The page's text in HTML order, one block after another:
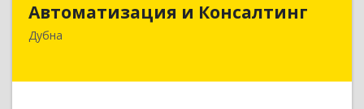
Автоматизация и Консалтинг
Дубна
141983, Московская обл, г.о.Дубна, Дубна г,
Программистов ул, дом № 4, строение 4, оф.306
Подробнее